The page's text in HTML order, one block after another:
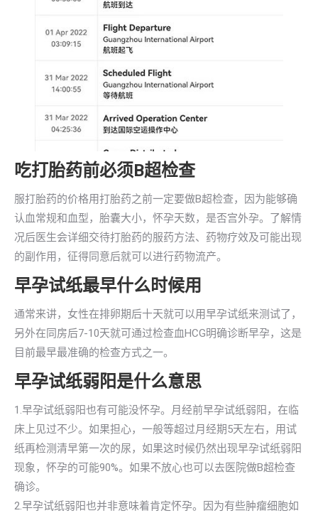
吃打胎药前必须B超检查
服打胎药的价格用打胎药之前一定要做B超检查，因为能够确
认血常规和血型，胎囊大小，怀孕天数，是否宫外孕。了解情
况后医生会详细交待打胎药的服药方法、药物疗效及可能出现
的副作用，征得同意后就可以进行药物流产。
早孕试纸最早什么时候用
通常来讲，女性在排卵期后十天就可以用早孕试纸来测试了，
另外在同房后7-10天就可通过检查血HCG明确诊断早孕，这是
目前最早最准确的检查方式之一。
早孕试纸弱阳是什么意思
1.早孕试纸弱阳也有可能没怀孕。月经前早孕试纸弱阳，在临
床上见过不少。如果担心，一般等超过月经期5天左右，用试
纸再检测清早第一次的尿，如果这时候仍然出现早孕试纸弱阳
现象，怀孕的可能90%。如果不放心也可以去医院做B超检查
确诊。
2.早孕试纸弱阳也并非意味着肯定怀孕。因为有些肿瘤细胞如